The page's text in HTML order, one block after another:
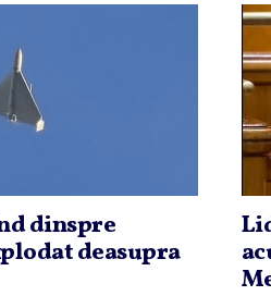
dinspre
deasupra